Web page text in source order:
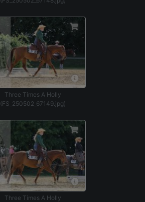
Three Times A Holly
(FS_250502_67149.jpg)
Three Times A Holly